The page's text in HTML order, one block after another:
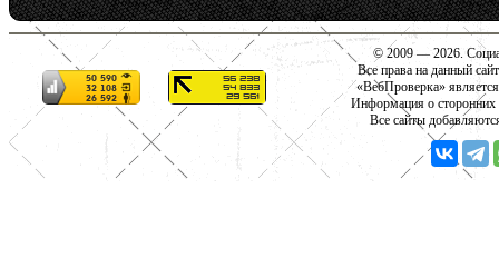
© 2009 — 2026.
Все права на данный
«ВебПроверка»
Информация о сторонних
Все сайты